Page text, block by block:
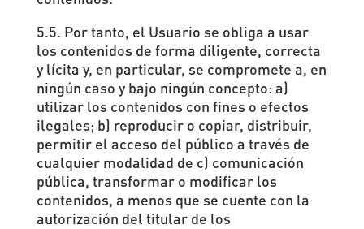
5.5. Por tanto, el Usuario se obliga a usar
los contenidos de forma diligente, correcta
y lícita y, en particular, se compromete a, en
ningún caso y bajo ningún concepto: a)
utilizar los contenidos con fines o efectos
ilegales; b) reproducir o copiar, distribuir,
permitir el acceso del público a través de
cualquier modalidad de c) comunicación
pública, transformar o modificar los
contenidos, a menos que se cuente con la
autorización del titular de los